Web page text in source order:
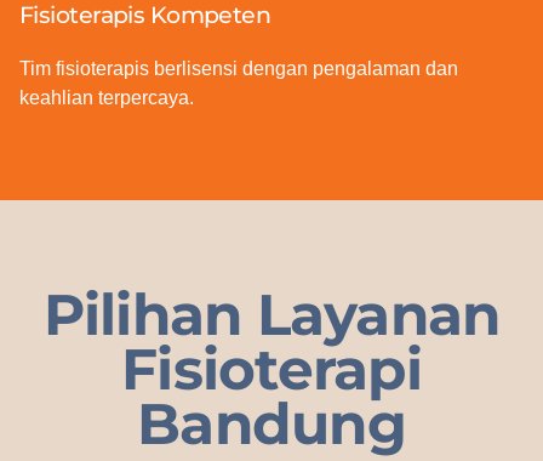
Fisioterapis Kompeten
Tim fisioterapis berlisensi dengan pengalaman dan
keahlian terpercaya.
Pilihan Layanan
Fisioterapi
Bandung